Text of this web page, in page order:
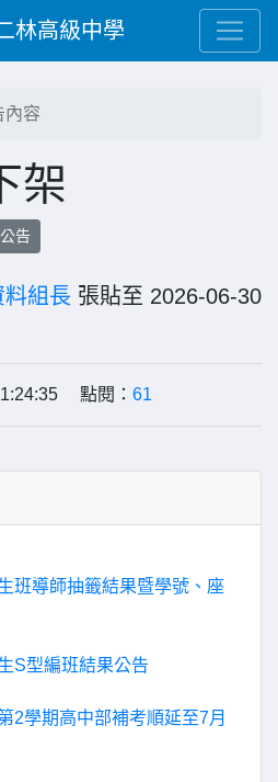
林高級中學
內容
架
告
料組長 張貼至 2026-06-30
點閱： 61
班導師抽籤結果暨學號、座
S型編班結果公告
2學期高中部補考順延至7月